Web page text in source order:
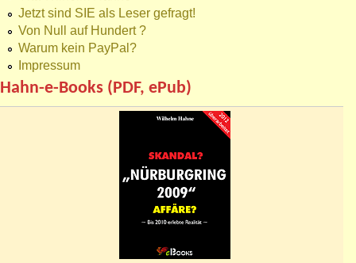
Jetzt sind SIE als Leser gefragt!
Von Null auf Hundert ?
Warum kein PayPal?
Impressum
Hahn-e-Books (PDF, ePub)